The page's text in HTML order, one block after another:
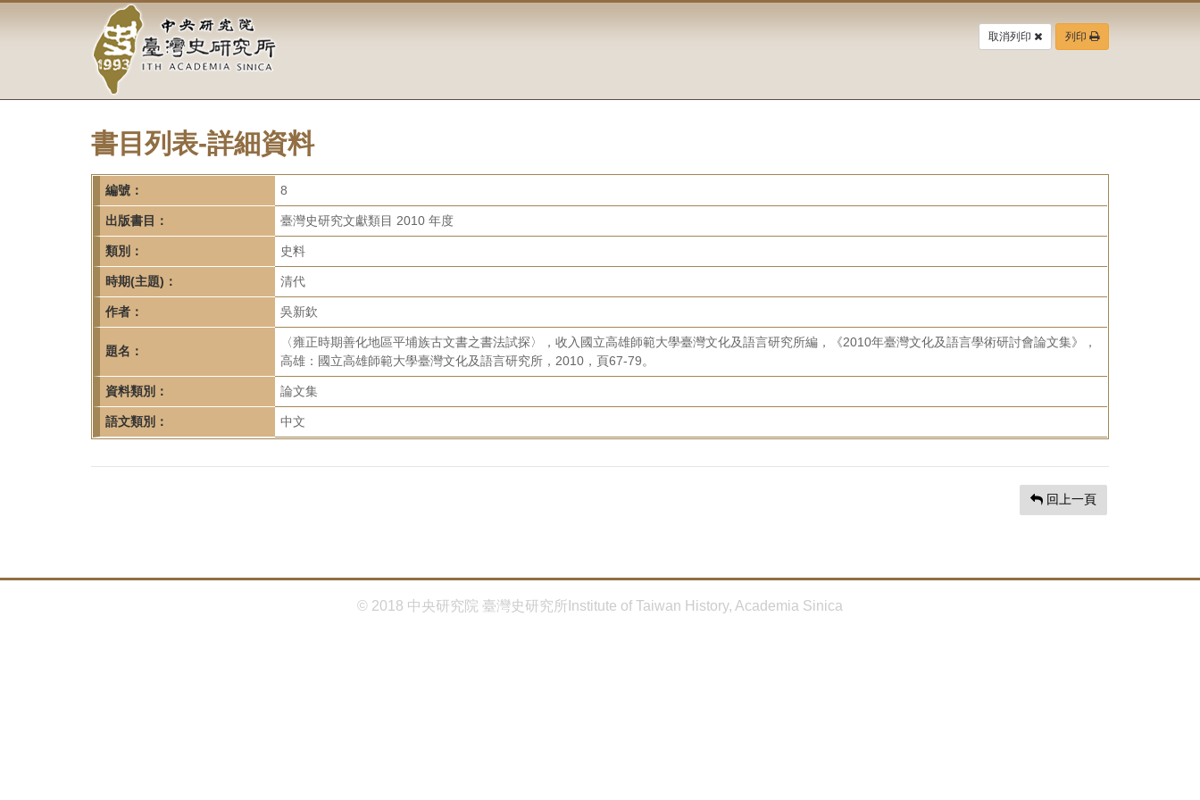
容
中
央
研
究
院-
臺
灣
史
研
究
所-
首
頁
取消列印 列印
書目列表-詳細資料
編號： 8
出版書目： 臺灣史研究文獻類目 2010 年度
類別： 史料
時期(主題)： 清代
作者： 吳新欽
題名：
〈雍正時期善化地區平埔族古文書之書法試探〉，收入國立高雄師範大學臺灣文化及語言研究所編，《2010年臺灣文化及語言學術研討會論文集》，
高雄：國立高雄師範大學臺灣文化及語言研究所，2010，頁67-79。
資料類別： 論文集
語文類別： 中文
回上一頁
© 2018 中央研究院 臺灣史研究所Institute of Taiwan History, Academia Sinica